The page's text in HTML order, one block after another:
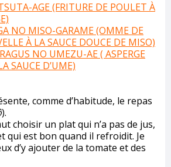
AGE (FRITURE DE POULET À
NO MISO-GARAME (OMME DE
À LA SAUCE DOUCE DE MISO)
NO UMEZU-AE ( ASPERGE
SAUCE D’UME)
comme d’habitude, le repas
).
choisir un plat qui n’a pas de jus,
qui est bon quand il refroidit. Je
d’y ajouter de la tomate et des